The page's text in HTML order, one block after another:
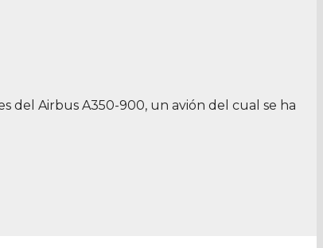
del Airbus A350-900, un avión del cual se ha